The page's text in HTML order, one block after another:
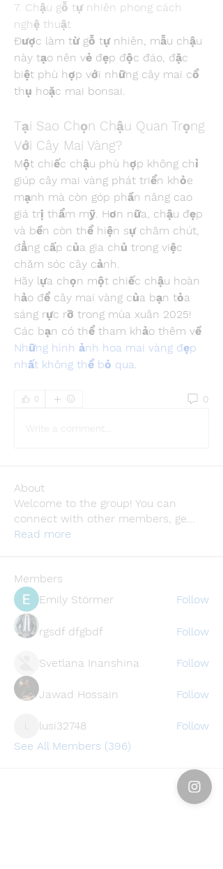
7. Chậu gỗ tự nhiên phong cách
nghệ thuật
Được làm từ gỗ tự nhiên, mẫu chậu
này tạo nên vẻ đẹp độc đáo, đặc
biệt phù hợp với những cây mai cổ
thụ hoặc mai bonsai.
Tại Sao Chọn Chậu Quan Trọng
Với Cây Mai Vàng?
Một chiếc chậu phù hợp không chỉ
giúp cây mai vàng phát triển khỏe
mạnh mà còn góp phần nâng cao
giá trị thẩm mỹ. Hơn nữa, chậu đẹp
và bền còn thể hiện sự chăm chút,
đẳng cấp của gia chủ trong việc
chăm sóc cây cảnh.
Hãy lựa chọn một chiếc chậu hoàn
hảo để cây mai vàng của bạn tỏa
sáng rực rỡ trong mùa xuân 2025!
Những hình ảnh hoa mai vàng đẹp
nhất không thể bỏ qua.
0 0
Write a comment...
About
Welcome to the group! You can
connect with other members, ge...
Read more
Members
Emily Störmer
Follow
rgsdf dfgbdf Follow
Svetlana Inanshina Follow
Jawad Hossain Follow
lusi32748
lusi32748
Follow
See All Members (396)